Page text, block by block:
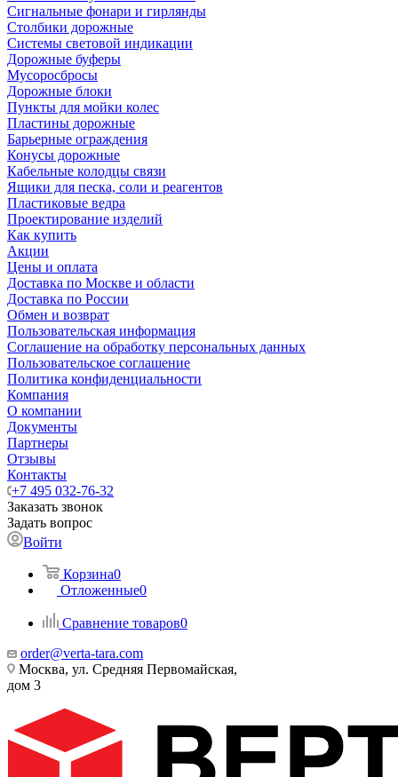
Сигнальные фонари и гирлянды
Столбики дорожные
Системы световой индикации
Дорожные буферы
Мусоросбросы
Дорожные блоки
Пункты для мойки колес
Пластины дорожные
Барьерные ограждения
Конусы дорожные
Кабельные колодцы связи
Ящики для песка, соли и реагентов
Пластиковые ведра
Проектирование изделий
Как купить
Акции
Цены и оплата
Доставка по Москве и области
Доставка по России
Обмен и возврат
Пользовательская информация
Соглашение на обработку персональных данных
Пользовательское соглашение
Политика конфиденциальности
Компания
О компании
Документы
Партнеры
Отзывы
Контакты
+7 495 032-76-32
Заказать звонок
Задать вопрос
Войти
Корзина0
Отложенные0
Сравнение товаров0
order@verta-tara.com
Москва, ул. Средняя Первомайская,
дом 3